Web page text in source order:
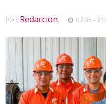
POR Redaccion, 07:05 - 21